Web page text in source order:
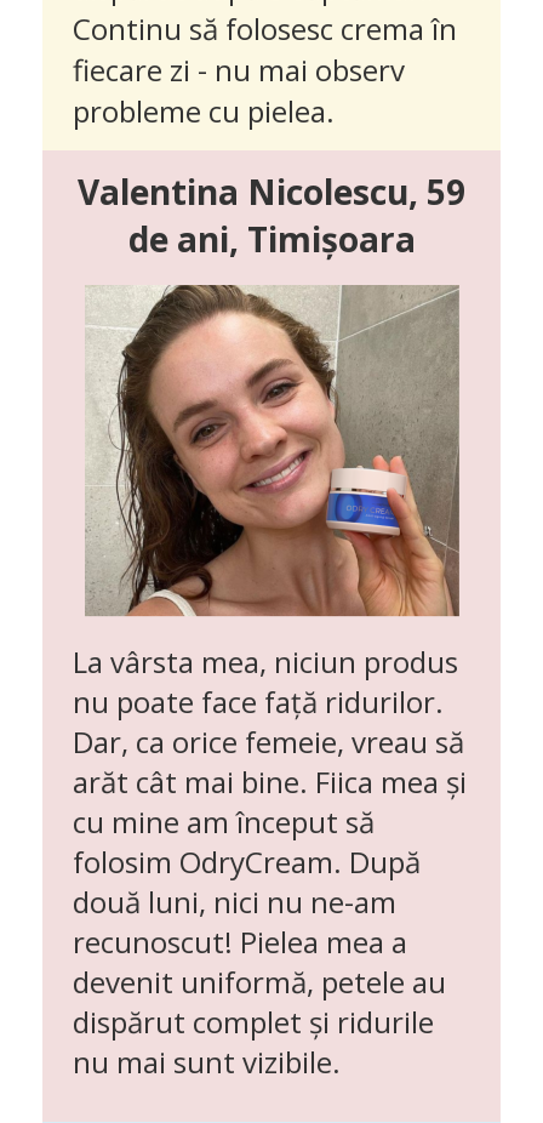
Continu să folosesc crema în
fiecare zi - nu mai observ
probleme cu pielea.
Valentina Nicolescu, 59
de ani, Timișoara
La vârsta mea, niciun produs
nu poate face față ridurilor.
Dar, ca orice femeie, vreau să
arăt cât mai bine. Fiica mea și
cu mine am început să
folosim OdryCream. După
două luni, nici nu ne-am
recunoscut! Pielea mea a
devenit uniformă, petele au
dispărut complet și ridurile
nu mai sunt vizibile.